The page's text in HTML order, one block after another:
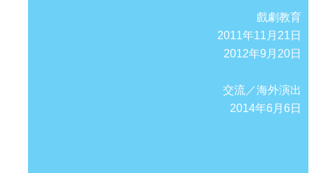
戲劇教育
2011年11月21日
2012年9月20日
交流／海外演出
2014年6月6日